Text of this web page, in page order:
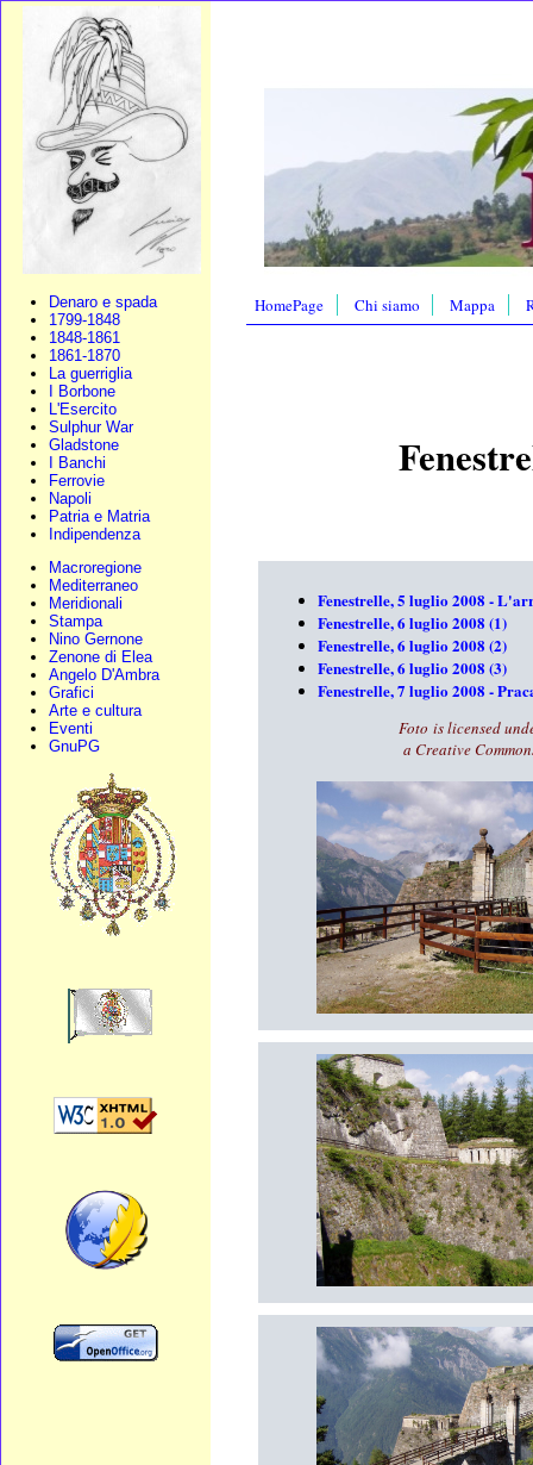
Denaro e spada
1799-1848
1848-1861
1861-1870
La guerriglia
I Borbone
L'Esercito
Sulphur War
Gladstone
I Banchi
Ferrovie
Napoli
Patria e Matria
Indipendenza
Macroregione
Mediterraneo
Meridionali
Stampa
Nino Gernone
Zenone di Elea
Angelo D'Ambra
Grafici
Arte e cultura
Eventi
GnuPG
HomePage Chi siamo Mappa
Fenestrelle, 5 luglio 2008 -
Fenestrelle, 6 luglio 2008 (1)
Fenestrelle, 6 luglio 2008 (2)
Fenestrelle, 6 luglio 2008 (3)
Fenestrelle, 7 luglio 2008 -
Foto is licensed
aCreative